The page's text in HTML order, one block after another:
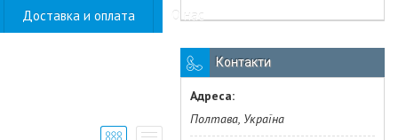
Доставка и оплата О нас
Контакти
Полтава, Україна